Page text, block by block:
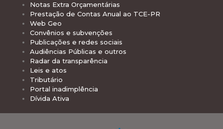
Notas Extra Orçamentárias
Prestação de Contas Anual ao TCE-PR
Web Geo
Convênios e subvenções
Publicações e redes sociais
Audiências Públicas e outros
Radar da transparência
Leis e atos
Tributário
Portal inadimplência
Dívida Ativa